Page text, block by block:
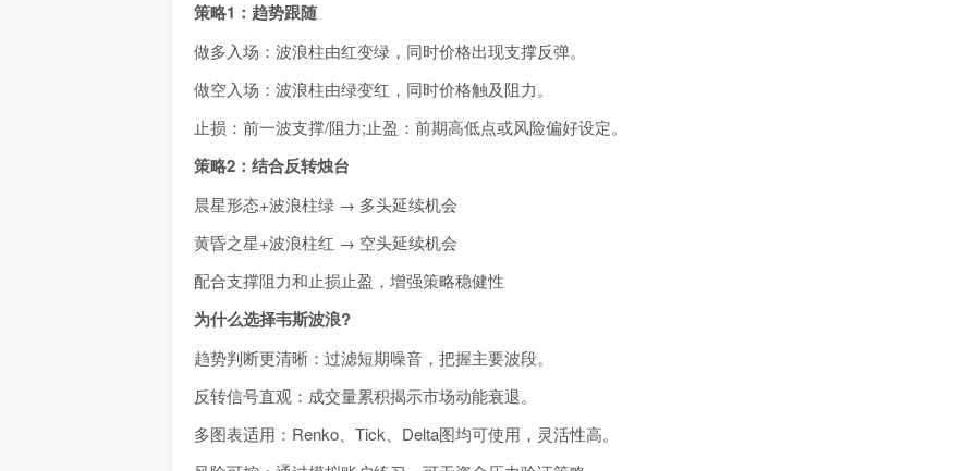
策略1：趋势跟随
做多入场：波浪柱由红变绿，同时价格出现支撑反弹。
做空入场：波浪柱由绿变红，同时价格触及阻力。
止损：前一波支撑/阻力;止盈：前期高低点或风险偏好设定。
策略2：结合反转烛台
晨星形态+波浪柱绿 → 多头延续机会
黄昏之星+波浪柱红 → 空头延续机会
配合支撑阻力和止损止盈，增强策略稳健性
为什么选择韦斯波浪?
趋势判断更清晰：过滤短期噪音，把握主要波段。
反转信号直观：成交量累积揭示市场动能衰退。
多图表适用：Renko、Tick、Delta图均可使用，灵活性高。